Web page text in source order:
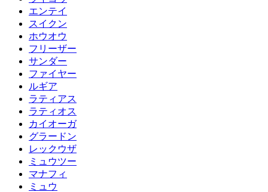
エンテイ
スイクン
ホウオウ
フリーザー
サンダー
ファイヤー
ルギア
ラティアス
ラティオス
カイオーガ
グラードン
レックウザ
ミュウツー
マナフィ
ミュウ